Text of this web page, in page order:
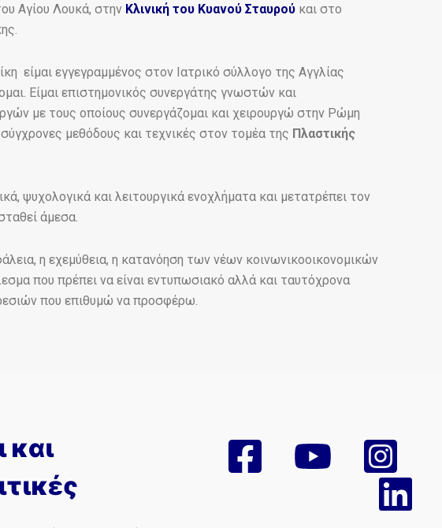
Αγίου Λουκά, στην Κλινική του Κυανού Σταυρούκαι στο
είμαι εγγεγραμμένος στον Ιατρικό σύλλογο της Αγγλίας
Είμαι επιστημονικός συνεργάτης γνωστών και
με τους οποίους συνεργάζομαι και χειρουργώ στην Ρώμη
μεθόδους και τεχνικές στον τομέα της Πλαστικής
ψυχολογικά και λειτουργικά ενοχλήματα και μετατρέπει τον
άμεσα.
η εχεμύθεια, η κατανόηση των νέων κοινωνικοοικονομικών
που πρέπει να είναι εντυπωσιακό αλλά και ταυτόχρονα
που επιθυμώ να προσφέρω.
και